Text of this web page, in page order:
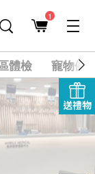
1
體檢 寵物健
送禮物